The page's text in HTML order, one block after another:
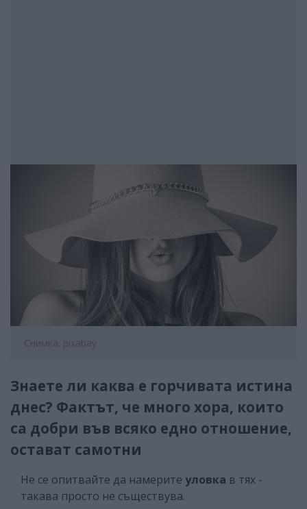
Снимка: pixabay
Знаете ли каква е горчивата истина
днес? Фактът, че много хора, които
са добри във всяко едно отношение,
остават самотни
Не се опитвайте да намерите уловка в тях -
такава просто не съществува.